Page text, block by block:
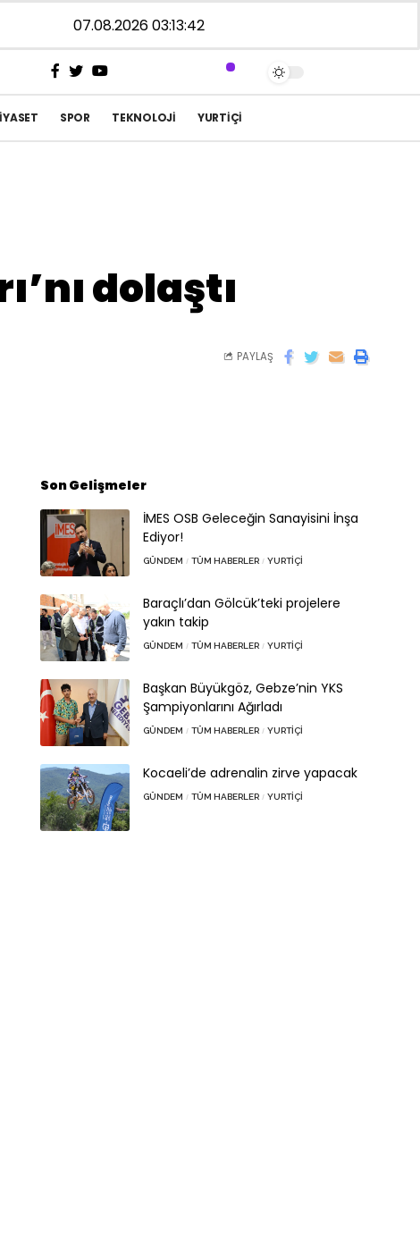
07.08.2026 03:13:42
SPOR TEKNOLOJI YURTIÇI
dolaştı
PAYLAŞ
Son Gelişmeler
İMES OSB Geleceğin Sanayisini İnşa
Ediyor!
GÜNDEM TÜM HABERLER YURTIÇI
Baraçlı’dan Gölcük’teki projelere
yakın takip
GÜNDEM TÜM HABERLER YURTIÇI
Başkan Büyükgöz, Gebze’nin YKS
Şampiyonlarını Ağırladı
GÜNDEM TÜM HABERLER YURTIÇI
Kocaeli’de adrenalin zirve yapacak
GÜNDEM TÜM HABERLER YURTIÇI